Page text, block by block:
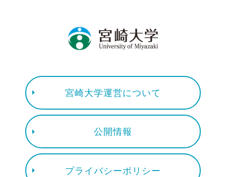
宮崎大学運営について
公開情報
プライバシーポリシー